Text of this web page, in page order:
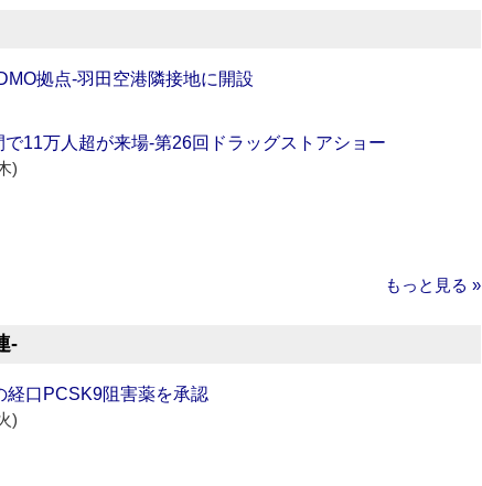
拠点‐羽田空港隣接地に開設
で11万人超が来場‐第26回ドラッグストアショー
)
もっと見る »
‐
経口PCSK9阻害薬を承認
)